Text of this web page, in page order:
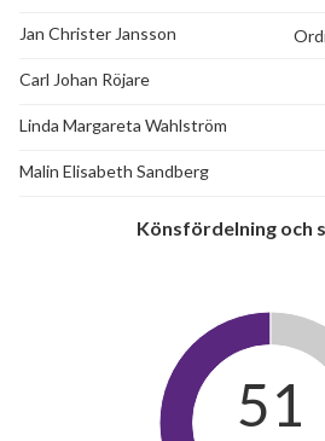
Jan Christer Jansson
Carl Johan Röjare
Linda Margareta Wahlström
Malin Elisabeth Sandberg
Könsfördelning och
51